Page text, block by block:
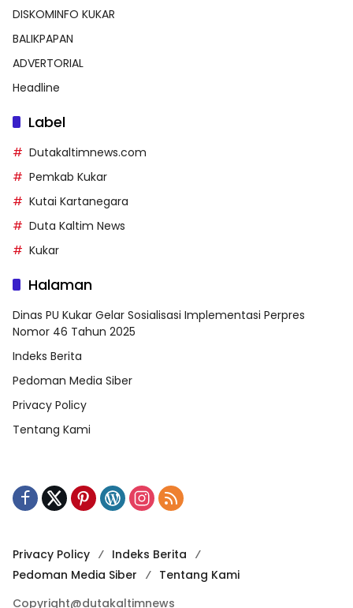
DISKOMINFO KUKAR
BALIKPAPAN
ADVERTORIAL
Headline
Label
Dutakaltimnews.com
Pemkab Kukar
Kutai Kartanegara
Duta Kaltim News
Kukar
Halaman
Dinas PU Kukar Gelar Sosialisasi Implementasi Perpres
Nomor 46 Tahun 2025
Indeks Berita
Pedoman Media Siber
Privacy Policy
Tentang Kami
Privacy Policy
Indeks Berita
Pedoman Media Siber
Tentang Kami
Copyright@dutakaltimnews